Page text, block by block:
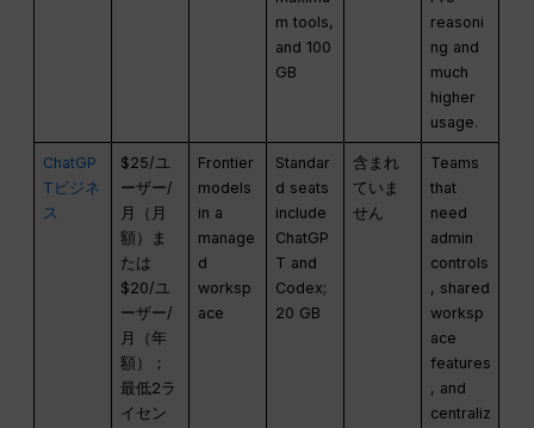
m tools,
and 100
GB
reasoni
ng and
much
higher
usage.
ChatGP
Tビジネ
ス
$25/ユ
ーザー/
月（月
額）ま
たは
$20/ユ
ーザー/
月（年
額）；
最低2ラ
イセン
Frontier
models
in a
manage
d
worksp
ace
Standar
d seats
include
ChatGP
T and
Codex;
20 GB
含まれ
ていま
せん
Teams
that
need
admin
controls
, shared
worksp
ace
features
, and
centraliz